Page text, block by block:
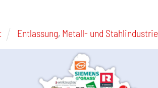
Entlassung, Metall- und Stahlindustrie